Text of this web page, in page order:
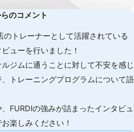
のコメント
のトレーナーとして活躍されている
ューを行いました！
ジムに通うことに対して不安を感じ
トレーニングプログラムについて語
FURDIの強みが詰まったインタビュ
楽しみください！